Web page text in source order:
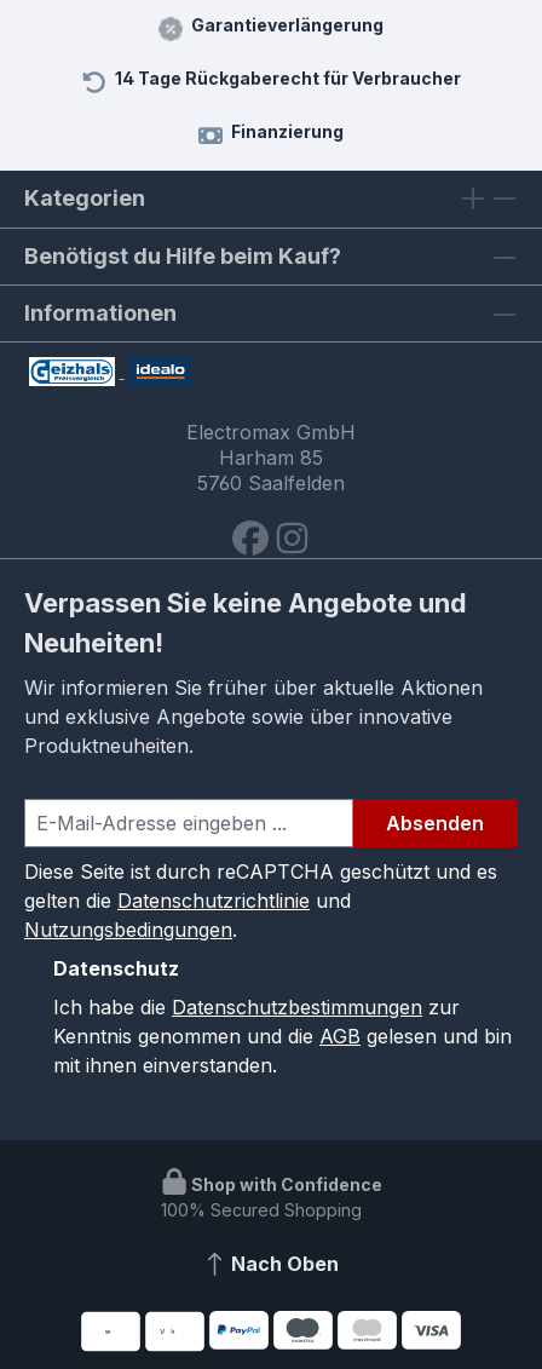
Garantieverlängerung
14 Tage Rückgaberecht für Verbraucher
Finanzierung
Kategorien
Benötigst du Hilfe beim Kauf?
Informationen
Electromax GmbH
Harham 85
5760 Saalfelden
Verpassen Sie keine Angebote und
Neuheiten!
Wir informieren Sie früher über aktuelle Aktionen
und exklusive Angebote sowie über innovative
Produktneuheiten.
Absenden
Diese Seite ist durch reCAPTCHA geschützt und es
gelten die Datenschutzrichtlinie und
Nutzungsbedingungen.
Datenschutz
Ich habe die Datenschutzbestimmungen zur
Kenntnis genommen und die AGB gelesen und bin
mit ihnen einverstanden.
Shop with Confidence
100% Secured Shopping
Nach Oben